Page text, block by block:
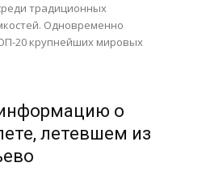
традиционных
Одновременно
20 крупнейших мировых
о
летевшем из